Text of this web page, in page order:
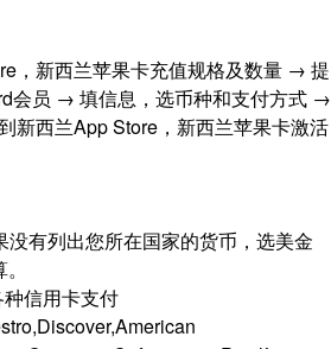
，新西兰苹果卡充值规格及数量 → 提
会员 → 填信息，选币种和支付方式 →
新西兰App Store，新西兰苹果卡激活
没有列出您所在国家的货币，选美金
信用卡支付